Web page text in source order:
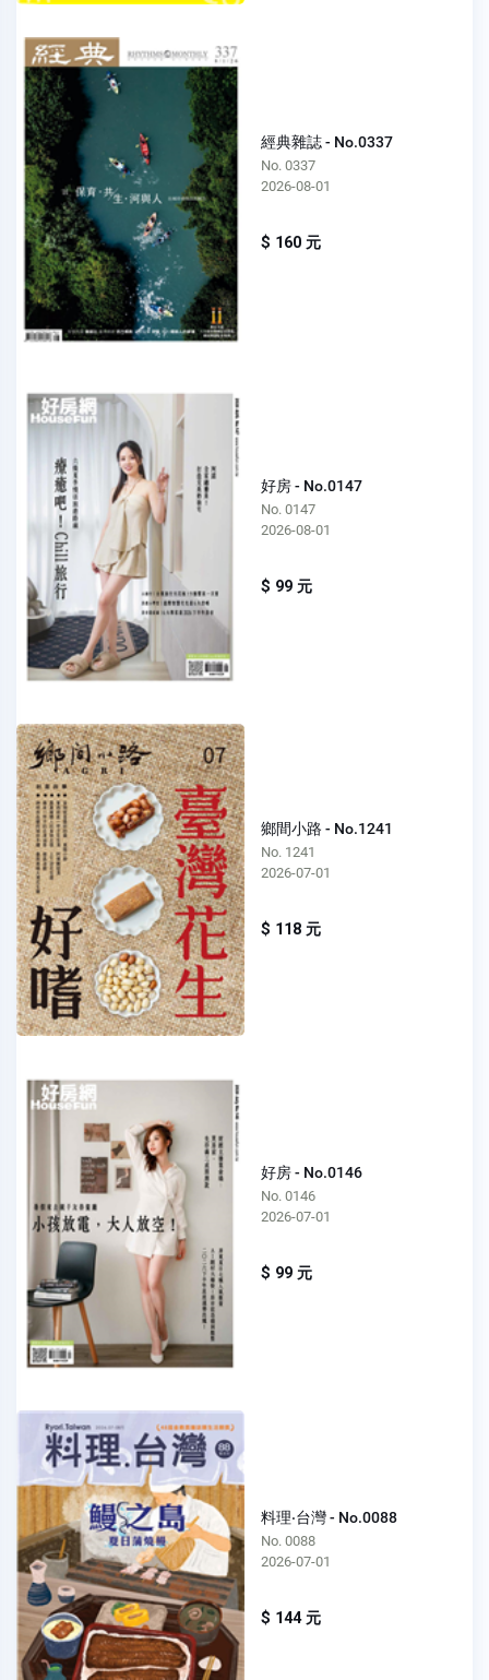
經典雜誌 - No.0337
No. 0337
2026-08-01
$ 160 元
好房 - No.0147
No. 0147
2026-08-01
$ 99 元
鄉間小路 - No.1241
No. 1241
2026-07-01
$ 118 元
好房 - No.0146
No. 0146
2026-07-01
$ 99 元
料理‧台灣 - No.0088
No. 0088
2026-07-01
$ 144 元